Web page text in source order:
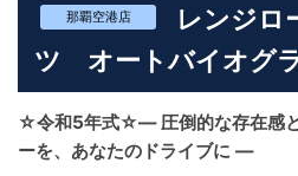
那覇空港店
レンジロ
ツ オートバイオグ
☆令和5年式☆― 圧倒的な存在感と
ーを、あなたのドライブに ―